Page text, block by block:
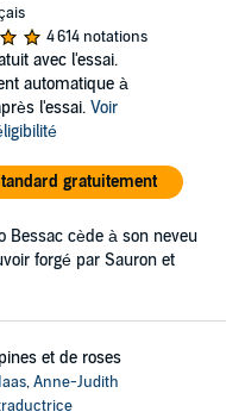
4 614 notations
avec l'essai.
automatique à
l'essai. Voir
gratuitement
Bessac cède à son neveu
forgé par Sauron et
et de roses
,Anne-Judith